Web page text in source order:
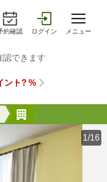
約確認 ログイン メニュー
1/16